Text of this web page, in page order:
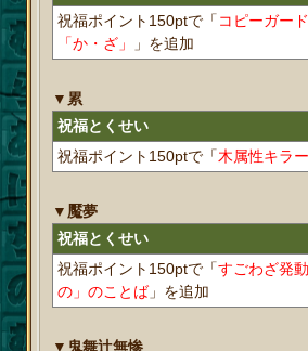
祝福ポイント150ptで「 コピーガー
「か・ざ」
」を追加
▼累
祝福とくせい
祝福ポイント150ptで「木属性キラ
▼魘夢
祝福とくせい
祝福ポイント150ptで「すごわざ発
の」のことば」を追加
▼鬼舞辻󠄀無惨